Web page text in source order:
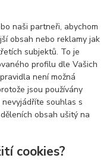
naši partneři, abychom
obsah nebo reklamy jak
subjektů. To je
profilu dle Vašich
není možná
jsou používány
souhlas s
obsah ušitý na
cookies?